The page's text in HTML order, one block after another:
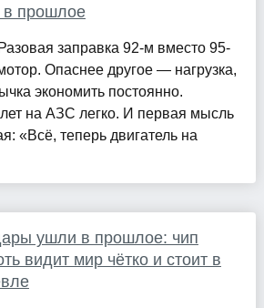
в прошлое
заправка 92-м вместо 95-
Опаснее другое — нагрузка,
экономить постоянно.
на АЗС легко. И первая мысль
«Всё, теперь двигатель на
ушли в прошлое: чип
видит мир чётко и стоит в